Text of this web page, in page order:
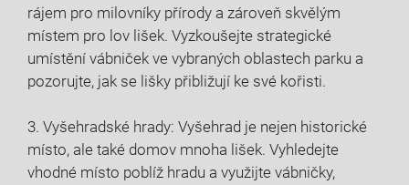
rájem pro milovníky přírody a zároveň skvělým
místem pro lov lišek. Vyzkoušejte strategické
umístění vábniček ve vybraných oblastech parku a
pozorujte, jak se lišky přibližují ke své kořisti.
3. Vyšehradské hrady: Vyšehrad je nejen historické
místo, ale také domov mnoha lišek. Vyhledejte
vhodné místo poblíž hradu a využijte vábničky,